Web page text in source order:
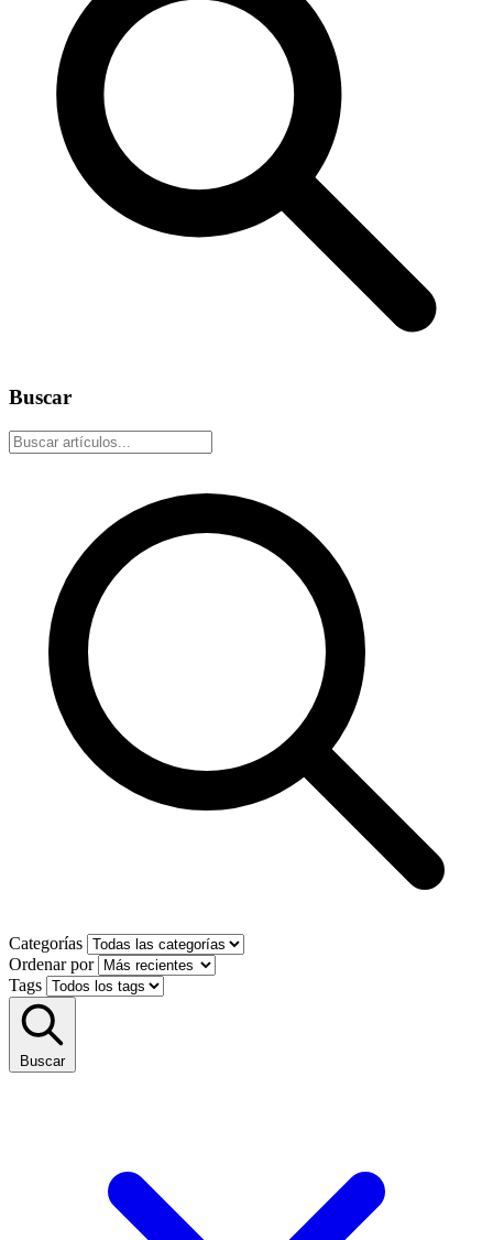
Buscar
Buscar artículos...
Categorías
Ordenar por
Tags
Buscar